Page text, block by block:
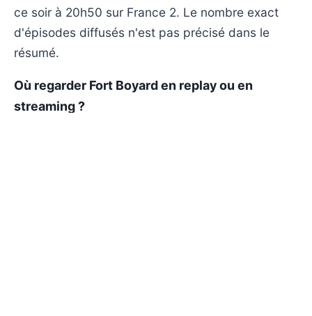
ce soir à 20h50 sur France 2. Le nombre exact
d'épisodes diffusés n'est pas précisé dans le
résumé.
Où regarder Fort Boyard en replay ou en
streaming ?